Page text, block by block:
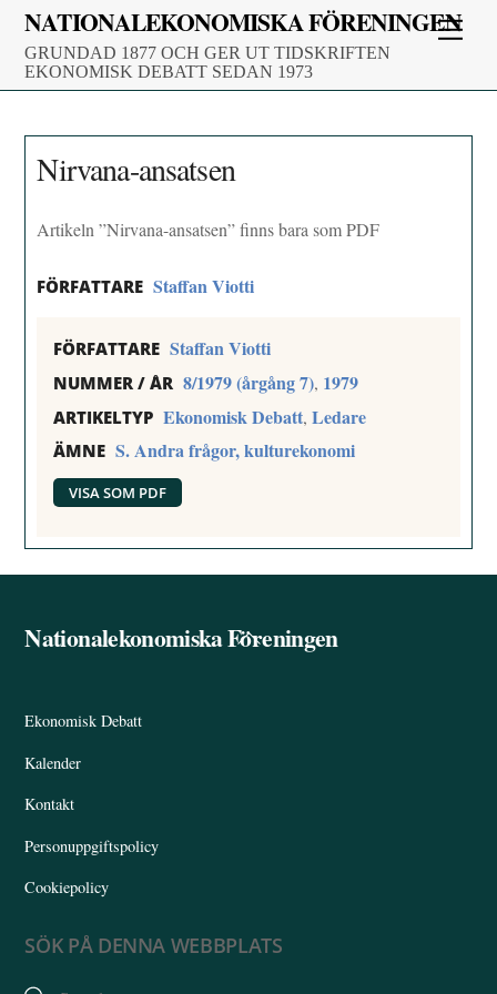
Skip
content
NATIONALEKONOMISKA FÖRENINGEN
GRUNDAD 1877 OCH GER UT TIDSKRIFTEN
EKONOMISK DEBATT SEDAN 1973
Nirvana-ansatsen
Artikeln ”Nirvana-ansatsen” finns bara som PDF
FÖRFATTARE Staffan Viotti
FÖRFATTARE Staffan Viotti
NUMMER / ÅR 8/1979 (årgång 7), 1979
ARTIKELTYP Ekonomisk Debatt,Ledare
ÄMNE S. Andra frågor, kulturekonomi
VISA SOM PDF
Back
Nationalekonomiska Föreningen
Ekonomisk Debatt
Kalender
Kontakt
Personuppgiftspolicy
Cookiepolicy
SÖK PÅ DENNA WEBBPLATS